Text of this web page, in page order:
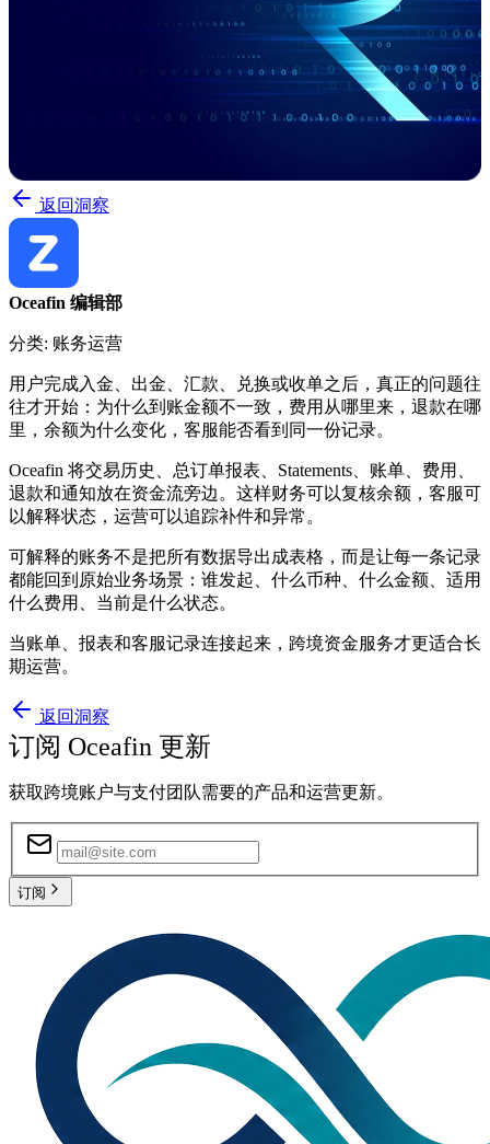
返回洞察
Oceafin 编辑部
分类: 账务运营
用户完成入金、出金、汇款、兑换或收单之后，真正的问题往
往才开始：为什么到账金额不一致，费用从哪里来，退款在哪
里，余额为什么变化，客服能否看到同一份记录。
Oceafin 将交易历史、总订单报表、Statements、账单、费用、
退款和通知放在资金流旁边。这样财务可以复核余额，客服可
以解释状态，运营可以追踪补件和异常。
可解释的账务不是把所有数据导出成表格，而是让每一条记录
都能回到原始业务场景：谁发起、什么币种、什么金额、适用
什么费用、当前是什么状态。
当账单、报表和客服记录连接起来，跨境资金服务才更适合长
期运营。
返回洞察
订阅 Oceafin 更新
获取跨境账户与支付团队需要的产品和运营更新。
订阅